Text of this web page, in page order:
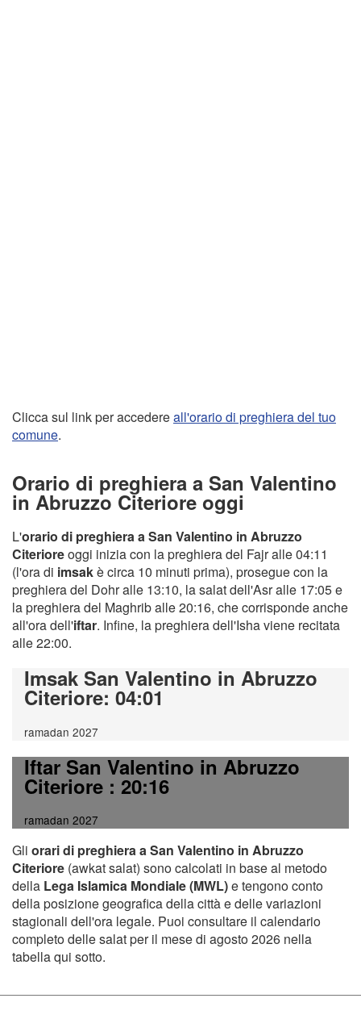
Clicca sul link per accedereall'orario di preghiera del tuo
comune.
Orario di preghiera a San Valentino
in Abruzzo Citeriore oggi
L'orario di preghiera a San Valentino in Abruzzo
Citerioreoggi inizia con la preghiera del Fajr alle 04:11
(l'ora di imsakè circa 10 minuti prima), prosegue con la
preghiera del Dohr alle 13:10, la salat dell'Asr alle 17:05 e
la preghiera del Maghrib alle 20:16, che corrisponde anche
all'ora dell'iftar. Infine, la preghiera dell'Isha viene recitata
alle 22:00.
Imsak San Valentino in Abruzzo
Citeriore: 04:01
ramadan 2027
Iftar San Valentino in Abruzzo
Citeriore : 20:16
ramadan 2027
Gli orari di preghiera a San Valentino in Abruzzo
Citeriore (awkat salat) sono calcolati in base al metodo
della Lega Islamica Mondiale (MWL)e tengono conto
della posizione geografica della città e delle variazioni
stagionali dell'ora legale. Puoi consultare il calendario
completo delle salat per il mese di agosto 2026 nella
tabella qui sotto.